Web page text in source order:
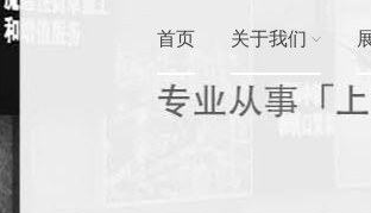
首页 关于我们